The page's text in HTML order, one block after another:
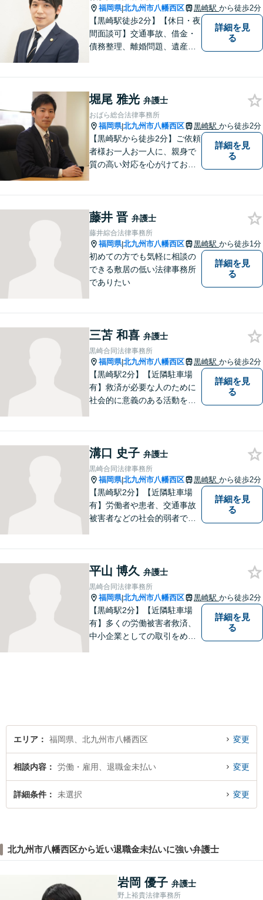
福岡県|北九州市八幡西区 黒崎駅 から徒歩2分
【黒崎駅徒歩2分】【休日・夜
間面談可】交通事故、借金・
債務整理、離婚問題、遺産相
と弁護士に相談してもいいの
かな」と思わず、遠慮なくご
相談ください。
詳細を見
る
堀尾 雅光 弁護士
おばら総合法律事務所
福岡県|北九州市八幡西区 黒崎駅 から徒歩2分
【黒崎駅から徒歩2分】ご依頼
者様お一人お一人に、親身で
質の高い対応を心がけており
応可能。英語での法律相談・
英文契約書の作成・チェック
も対応可能です。
詳細を見
る
藤井 晋 弁護士
藤井綜合法律事務所
福岡県|北九州市八幡西区 黒崎駅 から徒歩1分
初めての方でも気軽に相談の
できる敷居の低い法律事務所
でありたい
詳細を見
る
三苫 和喜 弁護士
黒崎合同法律事務所
福岡県|北九州市八幡西区 黒崎駅 から徒歩2分
【黒崎駅2分】【近隣駐車場
有】救済が必要な人のために
社会的に意義のある活動をし
できるよう心がけていますの
でお気軽にご相談ください。
詳細を見
る
溝口 史子 弁護士
黒崎合同法律事務所
福岡県|北九州市八幡西区 黒崎駅 から徒歩2分
【黒崎駅2分】【近隣駐車場
有】労働者や患者、交通事故
被害者などの社会的弱者であ
依頼者の皆様にとってより良
い解決が得られるよう、尽力
します。お気軽にご相談くだ
さい。
詳細を見
る
平山 博久 弁護士
黒崎合同法律事務所
福岡県|北九州市八幡西区 黒崎駅 から徒歩2分
【黒崎駅2分】【近隣駐車場
有】多くの労働被害者救済、
中小企業としての取引をめぐ
詳細を見
る
エリア 福岡県、北九州市八幡西区 変更
相談内容 労働・雇用、退職金未払い 変更
詳細条件 未選択 変更
北九州市八幡西区から近い退職金未払いに強い弁護士
岩岡 優子 弁護士
野上裕貴法律事務所